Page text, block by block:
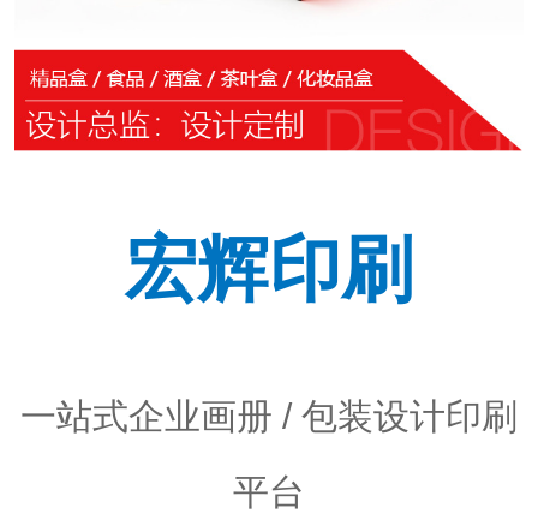
宏辉印刷
一站式企业画册 / 包装设计印刷
平台